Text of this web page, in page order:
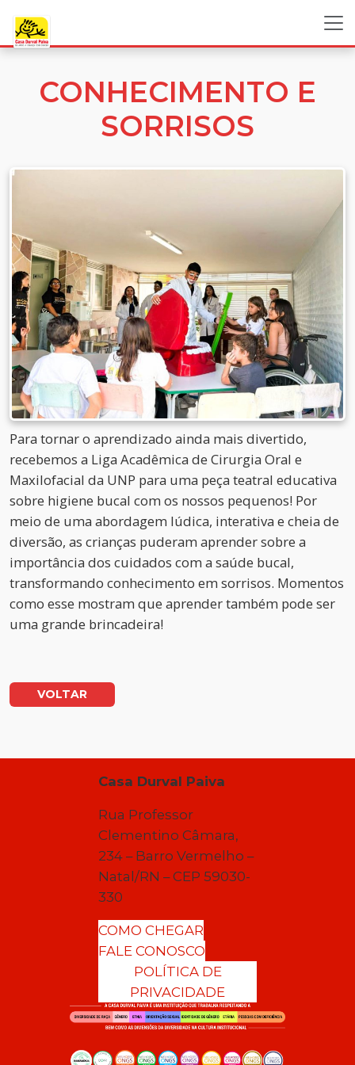
CONHECIMENTO E
SORRISOS
Para tornar o aprendizado ainda mais divertido,
recebemos a Liga Acadêmica de Cirurgia Oral e
Maxilofacial da UNP para uma peça teatral educativa
sobre higiene bucal com os nossos pequenos! Por
meio de uma abordagem lúdica, interativa e cheia de
diversão, as crianças puderam aprender sobre a
importância dos cuidados com a saúde bucal,
transformando conhecimento em sorrisos. Momentos
como esse mostram que aprender também pode ser
uma grande brincadeira!
VOLTAR
Casa Durval Paiva
Rua Professor
Clementino Câmara,
234 – Barro Vermelho –
Natal/RN – CEP 59030-
330
COMO CHEGAR
FALE CONOSCO
POLÍTICA DE
PRIVACIDADE